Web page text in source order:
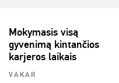
Mokymasis visą
gyvenimą kintančios
karjeros laikais
VAKAR